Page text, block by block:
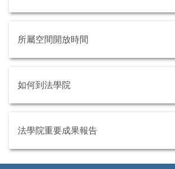
所屬空間開放時間
如何到法學院
法學院重要成果報告